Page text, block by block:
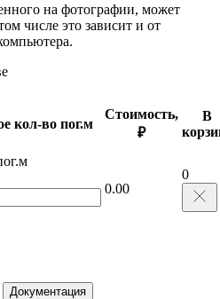
на фотографии, может
числе это зависит и от
кол-во пог.м
Стоимость,
₽
В
0.00
0
Документация